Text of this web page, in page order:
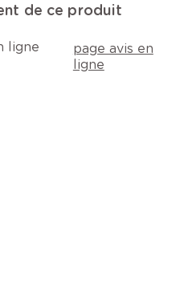
de ce produit
ligne
page avis en
ligne